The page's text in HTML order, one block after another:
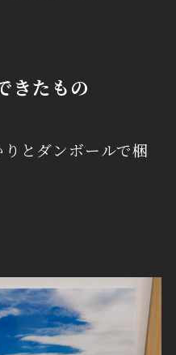
きたもの
とダンボールで梱